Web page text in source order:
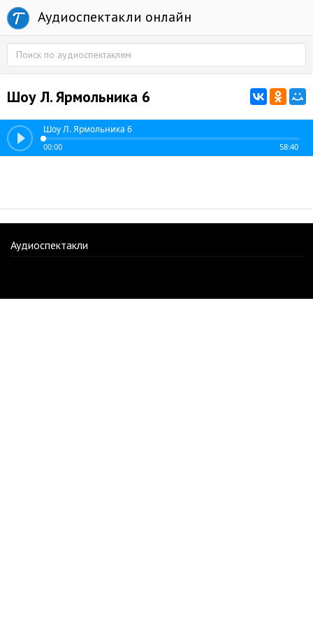
Аудиоспектакли онлайн
Шоу Л. Ярмольника 6
Шоу Л. Ярмольника 6
00:00 58:40
Аудиоспектакли